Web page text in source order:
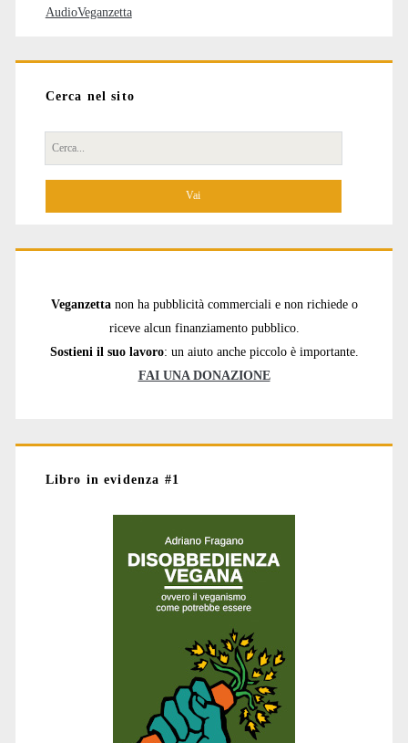
AudioVeganzetta
Cerca nel sito
Cerca
per:
Veganzetta non ha pubblicità commerciali e non richiede o
riceve alcun finanziamento pubblico.
Sostieni il suo lavoro: un aiuto anche piccolo è importante.
FAI UNA DONAZIONE
Libro in evidenza #1